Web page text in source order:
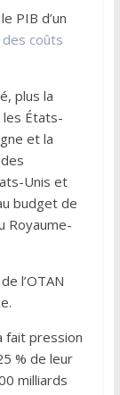
PIB d’un
des coûts
plus la
États-
et la
Unis et
budget de
Royaume-
l’OTAN
fait pression
% de leur
milliards